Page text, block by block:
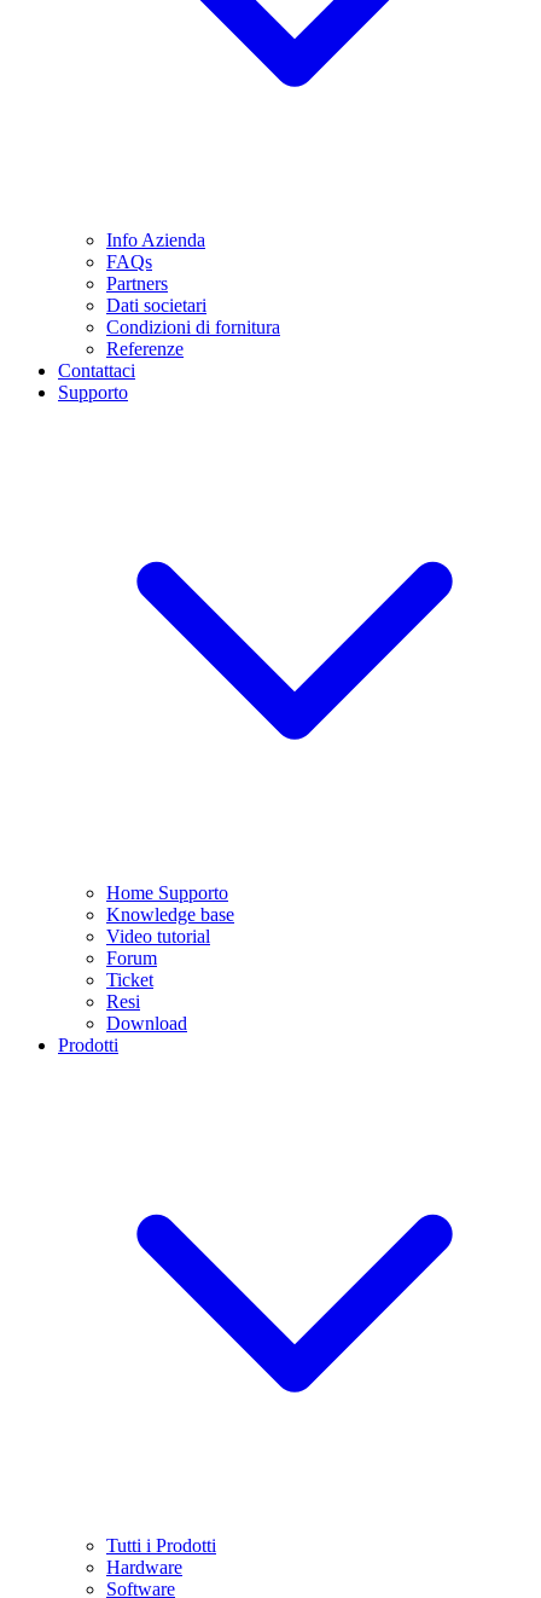
Info Azienda
FAQs
Partners
Dati societari
Condizioni di fornitura
Referenze
Contattaci
Supporto
Home Supporto
Knowledge base
Video tutorial
Forum
Ticket
Resi
Download
Prodotti
Tutti i Prodotti
Hardware
Software